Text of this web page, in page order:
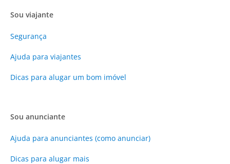
Sou viajante
Segurança
Ajuda para viajantes
Dicas para alugar um bom imóvel
Sou anunciante
Ajuda para anunciantes (como anunciar)
Dicas para alugar mais